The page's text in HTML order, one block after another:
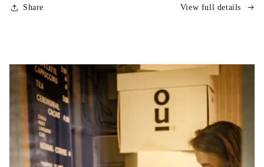
Share View full details